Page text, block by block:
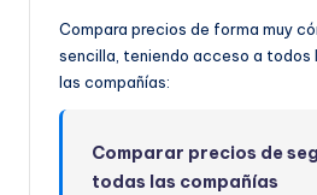
Compara precios de forma muy
sencilla, teniendo acceso a todos
las compañías:
Comparar precios de
todas las compañías